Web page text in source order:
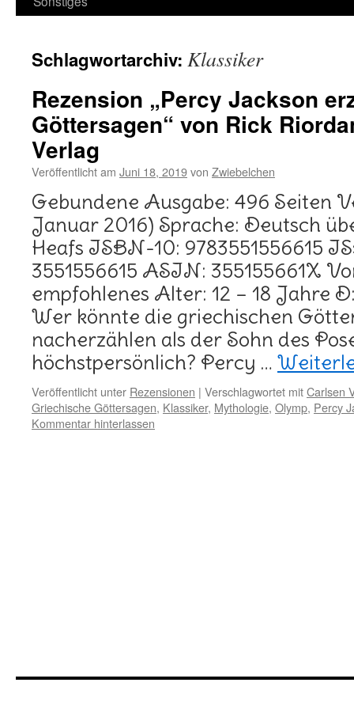
Schlagwortarchiv: Klassiker
Rezension „Percy Jackson
Göttersagen“ von Rick
Verlag
Veröffentlicht am Juni 18, 2019von Zwiebelchen
Gebundene Ausgabe: 496 Seiten
Januar 2016) Sprache: Deutsch
Heafs ISBN-10: 9783551556615
3551556615 ASIN: 355155661X
empfohlenes Alter: 12 – 18 Jahre
Wer könnte die griechischen
nacherzählen als der Sohn des
höchstpersönlich? Percy …
Veröffentlicht unter Rezensionen | Verschlagwortet mitCarlsen
Griechische Göttersagen, Klassiker, Mythologie, Olymp, Percy
Kommentar hinterlassen